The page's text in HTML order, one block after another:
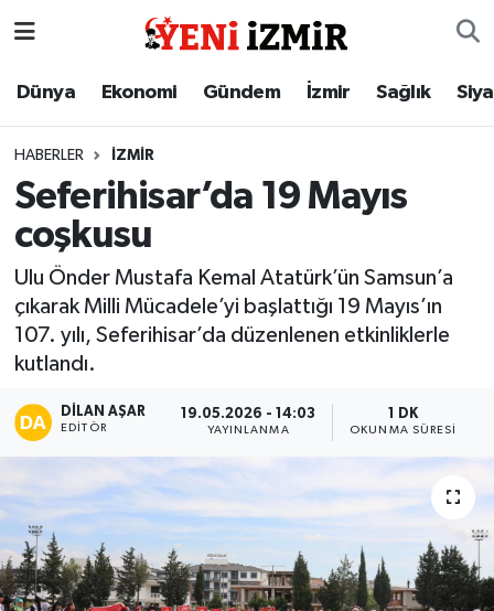
Dünya Ekonomi Gündem İzmir Sağlık
HABERLER İZMIR
Seferihisar’da 19 Mayıs
coşkusu
Ulu Önder Mustafa Kemal Atatürk’ün Samsun’a
çıkarak Milli Mücadele’yi başlattığı 19 Mayıs’ın
107. yılı, Seferihisar’da düzenlenen etkinliklerle
kutlandı.
DILAN AŞAR
EDITÖR
19.05.2026 - 14:03
YAYINLANMA
1 DK
OKUNMA SÜRESI
Dünya
Gündem
İzmir
Sağlık
Siyaset
Magazin
Resmi İlanlar
Spor
Teknoloji
İzmir Nöbetçi Eczaneler
İzmir Namaz Vakitleri
İzmir Trafik Yoğunluk Haritası
Süper Lig Puan Durumu ve Fikstür
Tüm Manşetler
Son Dakika Haberleri
Haber Arşivi